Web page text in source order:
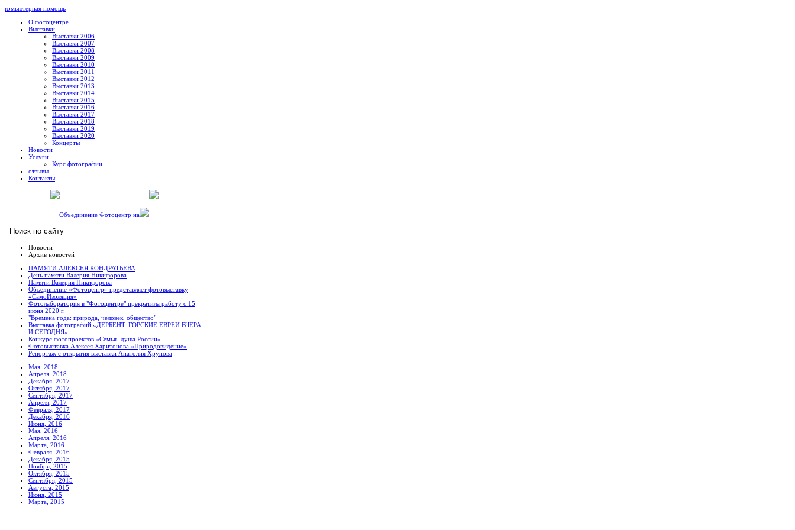
комьютерная помощь
О фотоцентре
Выставки
Выставки 2006
Выставки 2007
Выставки 2008
Выставки 2009
Выставки 2010
Выставки 2011
Выставки 2012
Выставки 2013
Выставки 2014
Выставки 2015
Выставки 2016
Выставки 2017
Выставки 2018
Выставки 2019
Выставки 2020
Концерты
Новости
Услуги
Курс фотографии
отзывы
Контакты
Объединение Фотоцентр на
Новости
Архив новостей
ПАМЯТИ АЛЕКСЕЯ КОНДРАТЬЕВА
День памяти Валерия Никифорова
Памяти Валерия Никифорова
Объединение «Фотоцентр» представляет фотовыставку
«СамоИзоляция»
Фотолаборатория в "Фотоцентре" прекратила работу с 15
июня 2020 г.
"Времена года: природа, человек, общество"
Выставка фотографий «ДЕРБЕНТ. ГОРСКИЕ ЕВРЕИ ВЧЕРА
И СЕГОДНЯ»
Конкурс фотопроектов «Семья- душа России»
Фотовыставка Алексея Харитонова «Природовидение»
Репортаж с открытия выставки Анатолия Хрупова
Мая, 2018
Апреля, 2018
Декабря, 2017
Октября, 2017
Сентября, 2017
Апреля, 2017
Февраля, 2017
Декабря, 2016
Июня, 2016
Мая, 2016
Апреля, 2016
Марта, 2016
Февраля, 2016
Декабря, 2015
Ноября, 2015
Октября, 2015
Сентября, 2015
Августа, 2015
Июня, 2015
Марта, 2015